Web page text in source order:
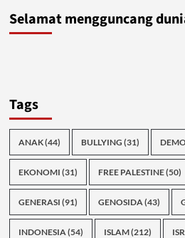
Selamat mengguncang
Tags
ANAK(44) BULLYING (31)
EKONOMI (31) FREE PALESTINE(50)
GENERASI (91) GENOSIDA(43)
INDONESIA(54) ISLAM(212)